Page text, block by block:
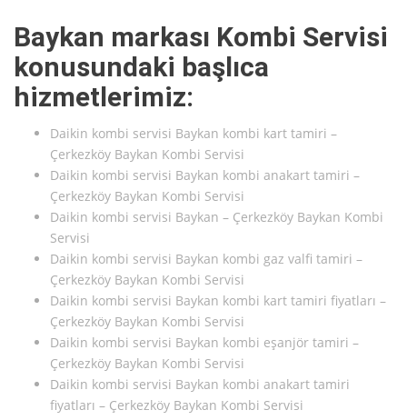
Baykan markası Kombi Servisi
konusundaki başlıca
hizmetlerimiz:
Daikin kombi servisi Baykan kombi kart tamiri –
Çerkezköy Baykan Kombi Servisi
Daikin kombi servisi Baykan kombi anakart tamiri –
Çerkezköy Baykan Kombi Servisi
Daikin kombi servisi Baykan – Çerkezköy Baykan Kombi
Servisi
Daikin kombi servisi Baykan kombi gaz valfi tamiri –
Çerkezköy Baykan Kombi Servisi
Daikin kombi servisi Baykan kombi kart tamiri fiyatları –
Çerkezköy Baykan Kombi Servisi
Daikin kombi servisi Baykan kombi eşanjör tamiri –
Çerkezköy Baykan Kombi Servisi
Daikin kombi servisi Baykan kombi anakart tamiri
fiyatları – Çerkezköy Baykan Kombi Servisi